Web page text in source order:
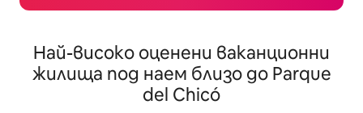
Най-високо оценени ваканционни
жилища под наем близо до Parque
del Chicó